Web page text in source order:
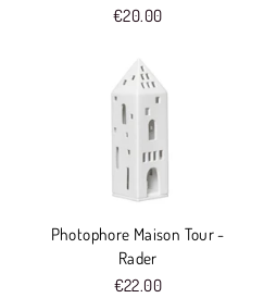
€20.00
Photophore Maison Tour -
Rader
€22.00